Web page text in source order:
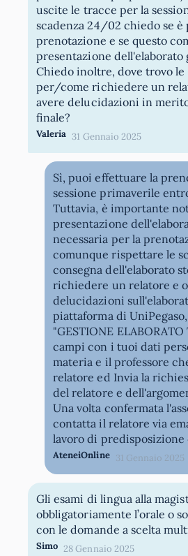
uscite le tracce per la
scadenza 24/02 chiedo se è
prenotazione e se questo
presentazione dell'elaborato
Chiedo inoltre, dove trovo
per/come richiedere un relatore e quindi
avere delucidazioni in
finale?
Valeria 31 Gennaio 2025
Sì, puoi effettuare la
sessione primaverile
Tuttavia, è importante
presentazione
necessaria per la
comunque rispettare le
consegna dell'elaborato
richiedere un relatore e
delucidazioni
piattaforma di
"GESTIONE
campi con i tuoi dati
materia e il professore
relatore ed Invia la
del relatore e
Una volta confermata
contatta il relatore via
lavoro di predisposizione
AteneiOnline 31 Gennaio 2025
Gli esami di lingua alla
obbligatoriamente l’orale o
con le domande a scelta
Simo 28 Gennaio 2025